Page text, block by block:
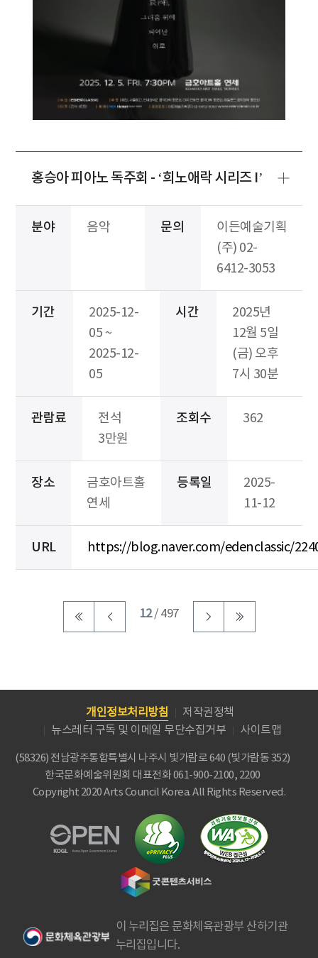
홍승아 피아노 독주회 - ‘희노애락 시리즈 I’
분야 음악 문의
이든예술기획
(주) 02-
6412-3053
기간
2025-12-
05 ~
2025-12-
05
시간
2025년
12월 5일
(금) 오후
7시 30분
관람료
전석
3만원
조회수 362
장소
금호아트홀
연세
등록일
2025-
11-12
URL https://blog.naver.com/edenclassic/
12/ 497
개인정보처리방침
저작권정책
뉴스레터 구독 및 이메일 무단수집거부
사이트맵
(58326) 전남광주통합특별시 나주시 빛가람로 640 (빛가람동 352)
한국문화예술위원회 대표전화 061-900-2100, 2200
Copyright 2020 Arts Council Korea. All Rights Reserved.
이 누리집은 문화체육관광부 산하기관
누리집입니다.